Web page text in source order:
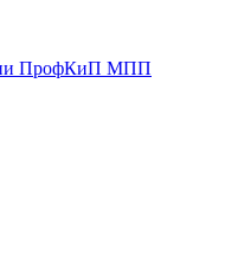
ПрофКиП МПП